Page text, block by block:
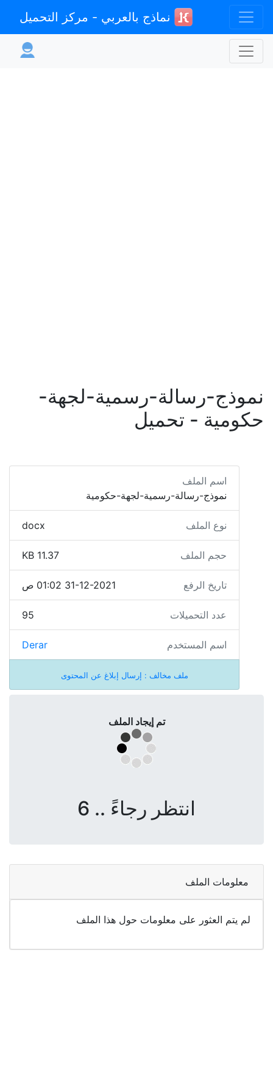
نماذج بالعربي - مركز التحميل
نموذج-رسالة-رسمية-لجهة-
حكومية - تحميل
اسم الملف
نموذج-رسالة-رسمية-لجهة-حكومية
نوع الملف docx
حجم الملف 11.37 KB
تاريخ الرفع 31-12-2021 01:02 ص
عدد التحميلات 95
اسم المستخدم Derar
ملف مخالف : إرسال إبلاغ عن المحتوى
تم إيجاد الملف
انتظر رجاءً .. 6
معلومات الملف
لم يتم العثور على معلومات حول هذا الملف